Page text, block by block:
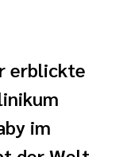
erblickte
im